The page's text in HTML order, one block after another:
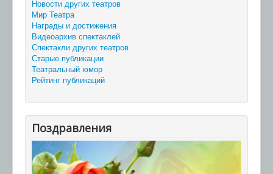
Новости других театров
Мир Театра
Награды и достижения
Видеоархив спектаклей
Спектакли других театров
Старые публикации
Театральный юмор
Рейтинг публикаций
Поздравления